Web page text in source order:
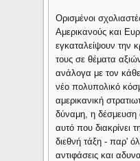
Ορισμένοι
Αμερικανούς και
εγκαταλείψουν την
τους σε θέματα
ανάλογα με τον
νέο πολυπολικό
αμερικανική
δύναμη, η δέσμευση
αυτό που διακρίνει
διεθνή τάξη - παρ'
αντιφάσεις και